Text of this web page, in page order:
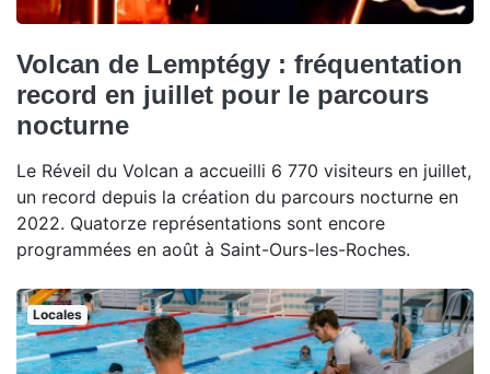
Volcan de Lemptégy : fréquentation
record en juillet pour le parcours
nocturne
Le Réveil du Volcan a accueilli 6 770 visiteurs en juillet,
un record depuis la création du parcours nocturne en
2022. Quatorze représentations sont encore
programmées en août à Saint-Ours-les-Roches.
Locales